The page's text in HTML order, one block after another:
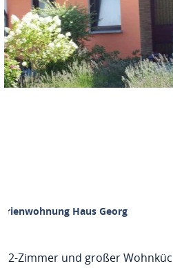
Haus Georg
2-Zimmer und großer